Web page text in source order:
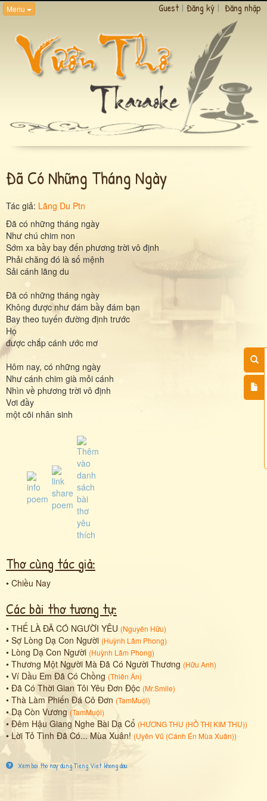
Menu Guest | Đăng ký | Đăng nhập
Đã Có Những Tháng Ngày
Tác giả: Lãng Du Ptn
Đã có những tháng ngày
Như chú chim non
Sớm xa bầy bay đến phương trời vô định
Phải chăng đó là số mệnh
Sải cánh lãng du
Đã có những tháng ngày
Không được như đám bầy đám bạn
Bay theo tuyến đường định trước
Họ
được chắp cánh ước mơ
Hôm nay, có những ngày
Như cánh chim già mỏi cánh
Nhìn về phương trời vô định
Vơi đầy
một cõi nhân sinh
Thơ cùng tác giả:
• Chiều Nay
Các bài thơ tương tự:
• THẾ LÀ ĐÃ CÓ NGƯỜI YÊU (Nguyên Hữu)
• Sợ Lòng Dạ Con Người (Huỳnh Lâm Phong)
• Lòng Dạ Con Người (Huỳnh Lâm Phong)
• Thương Một Người Mà Đã Có Người Thương (Hữu Anh)
• Ví Dầu Em Đã Có Chồng (Thiên Ân)
• Đã Có Thời Gian Tôi Yêu Đơn Độc (Mr.Smile)
• Thà Làm Phiến Đá Cô Đơn (TamMuội)
•Dạ Còn Vương (TamMuội)
• Đêm Hậu Giang Nghe Bài Dạ Cổ (HƯƠNG THU (HỒ THỊ KIM THU))
•Lời Tỏ Tình Đã Có... Mùa Xuân! (Uyên Vũ (Cánh Én Mùa Xuân))
Xem bai tho nay dung Tieng Viet khong dau